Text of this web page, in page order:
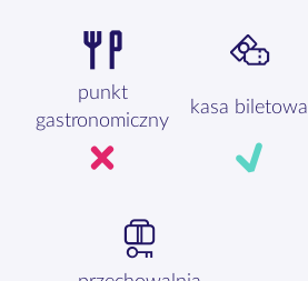
punkt
gastronomiczny
kasa biletowa